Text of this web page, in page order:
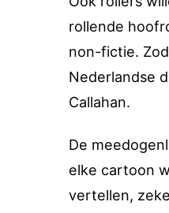
rollende
non-fictie.
Nederlandse
Callahan.
De
elke cartoon
vertellen,